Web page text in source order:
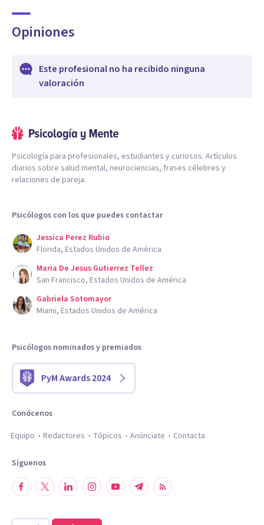
Opiniones
Este profesional no ha recibido ninguna
valoración
Psicología para profesionales, estudiantes y curiosos. Artículos
diarios sobre salud mental, neurociencias, frases célebres y
relaciones de pareja.
Psicólogos con los que puedes contactar
Jessica Perez Rubio
Florida, Estados Unidos de América
Maria De Jesus Gutierrez Tellez
San Francisco, Estados Unidos de América
Gabriela Sotomayor
Miami, Estados Unidos de América
Psicólogos nominados y premiados
PyM Awards 2024
Conócenos
Equipo
Redactores Tópicos Anúnciate Contacta
Síguenos